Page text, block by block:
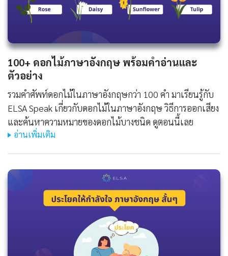
100+ ดอกไม้ภาษาอังกฤษ พร้อมคำอ่านและ
ตัวอย่าง
รวมคำศัพท์ดอกไม้ในภาษาอังกฤษกว่า 100 คำ มาเรียนรู้กับ
ELSA Speak เกี่ยวกับดอกไม้ในภาษาอังกฤษ วิธีการออกเสียง
และค้นหาความหมายของดอกไม้บางชนิด ดูตอนนี้เลย
อ่านเพิ่มเติม